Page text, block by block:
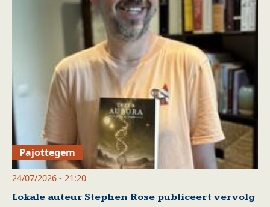
Pajottegem
24/07/2026 - 21:20
Lokale auteur Stephen Rose publiceert vervolg